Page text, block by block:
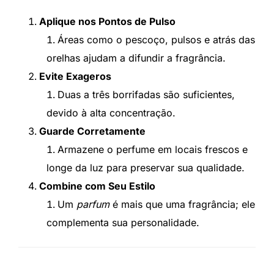
Aplique nos Pontos de Pulso
Áreas como o pescoço, pulsos e atrás das
orelhas ajudam a difundir a fragrância.
Evite Exageros
Duas a três borrifadas são suficientes,
devido à alta concentração.
Guarde Corretamente
Armazene o perfume em locais frescos e
longe da luz para preservar sua qualidade.
Combine com Seu Estilo
Um parfumé mais que uma fragrância; ele
complementa sua personalidade.